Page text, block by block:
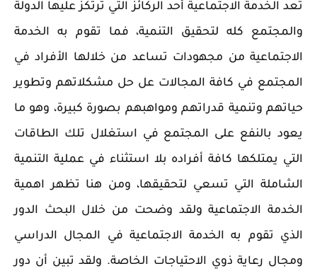
تعد الخدمة الاجتماعية أحد الركائز التي ترتكز عليها الدولة
والمجتمع كله لتحقيق التنمية، فما تقوم به الخدمة
الاجتماعية من مجهودات تساعد من خلالها الأفراد في
المجتمع في كافة المجالات عل حل مشكلاتهم وتطوير
حياتهم وتنمية قدراتهم ومواهبهم بصورة كبيرة، وهو ما
يعود بالنفع على المجتمع في استغلال تلك الطاقات
التي يمتلكها كافة أفراده بلا استثناء في عملية التنمية
الشاملة التي تسعي لتحقيقها، ومن هنا تظهر اهمية
الخدمة الاجتماعية ولقد وضحت من خلال البحث الدور
الذي تقوم به الخدمة الاجتماعية في المجال الدراسي
ومجال رعاية ذوي الاحتياجات الخاصة. ولقد تبين أن دور